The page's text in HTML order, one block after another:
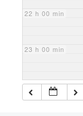
22 h 00 min
23 h 00 min